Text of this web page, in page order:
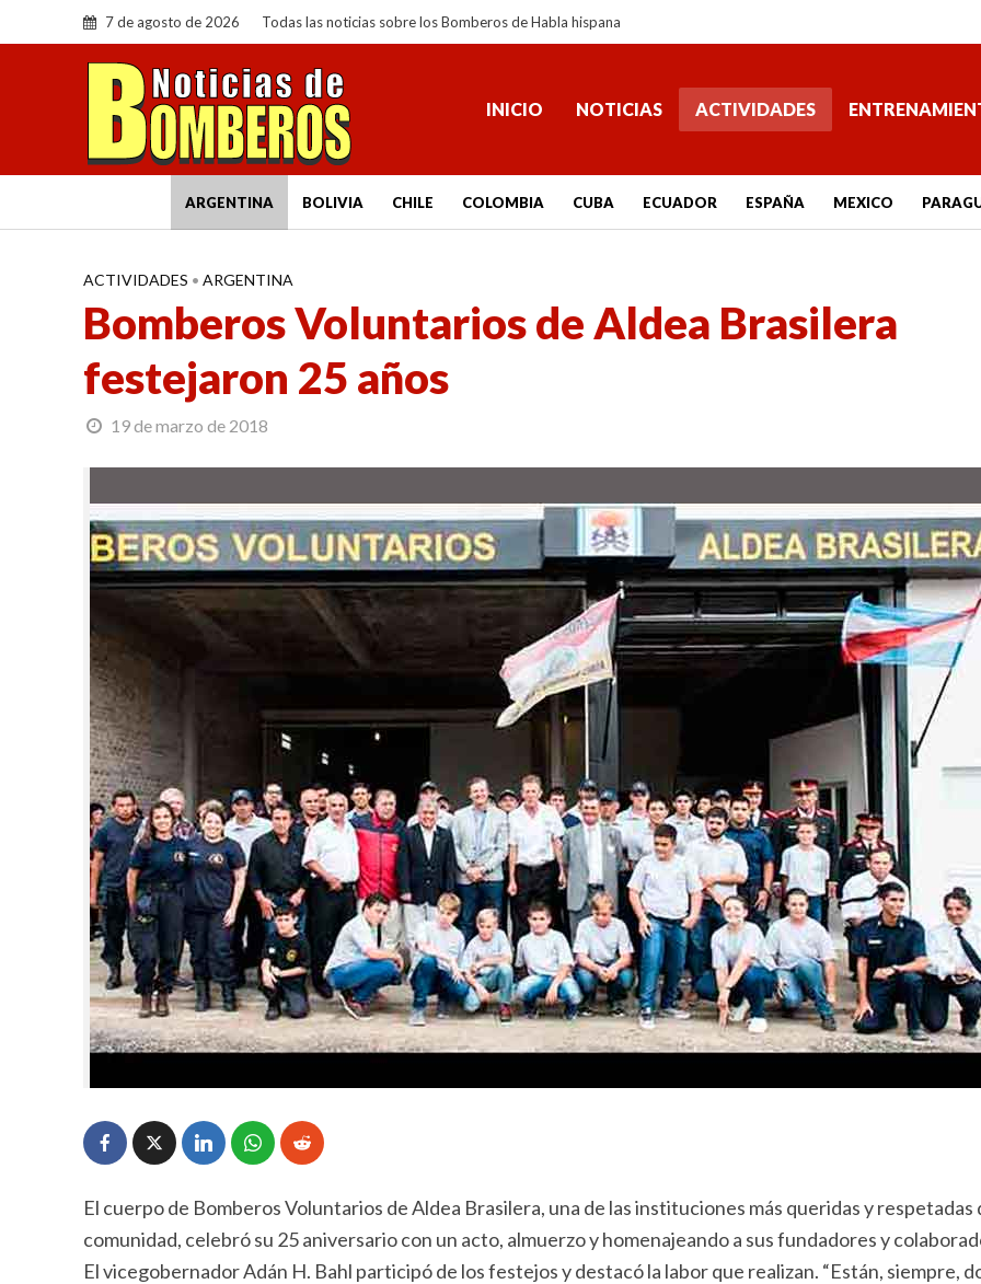
7 de agosto de 2026 Todas las noticias sobre los Bomberos de Habla hispana
INICIO NOTICIAS ACTIVIDADES
ARGENTINA BOLIVIA CHILE COLOMBIA CUBA ECUADOR ESPAÑA MEXICO
ACTIVIDADES • ARGENTINA
Bomberos Voluntarios de Aldea Brasilera
festejaron 25 años
19 de marzo de 2018
El cuerpo de Bomberos Voluntarios de Aldea Brasilera, una de las instituciones más queridas y respetadas
comunidad, celebró su 25 aniversario con un acto, almuerzo y homenajeando a sus fundadores y
El vicegobernador Adán H. Bahl participó de los festejos y destacó la labor que realizan. “Están, siempre,